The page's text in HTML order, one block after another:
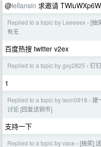
@lellansin 求邀请
Replied to a topic by Leeeeex › [抽
有无
百度热搜 twitter v2ex
Replied to a topic by gxy2825 › 钉
1
Replied to a topic by leon0918 › 建
讨论 [回复送铜币]
支持一下
Replied to a topic by vace › [抽奖]